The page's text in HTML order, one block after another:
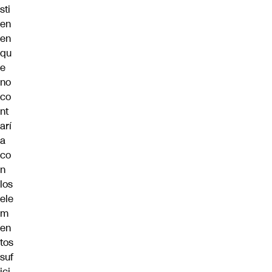
sti
en
en
qu
e
no
co
nt
arí
a
co
n
los
ele
m
en
tos
suf